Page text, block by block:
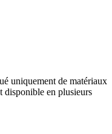
uniquement de matériaux
disponible en plusieurs